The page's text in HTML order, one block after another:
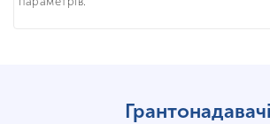
Грантонадавачі